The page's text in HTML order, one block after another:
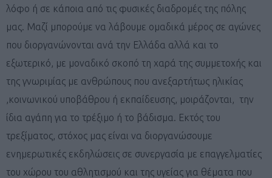
λόφο ή σε κάποια από τις φυσικές διαδρομές της πόλης
μας. Μαζί μπορούμε να λάβουμε ομαδικά μέρος σε αγώνες
που διοργανώνονται ανά την Ελλάδα αλλά και το
εξωτερικό, με μοναδικό σκοπό τη χαρά της συμμετοχής και
της γνωριμίας με ανθρώπους που ανεξαρτήτως ηλικίας
,κοινωνικού υποβάθρου ή εκπαίδευσης, μοιράζονται, την
ίδια αγάπη για το τρέξιμο ή το βάδισμα. Εκτός του
τρεξίματος, στόχος μας είναι να διοργανώσουμε
ενημερωτικές εκδηλώσεις σε συνεργασία με επαγγελματίες
του χώρου του αθλητισμού και της υγείας για θέματα που